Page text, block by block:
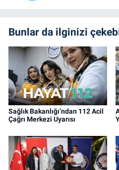
Bunlar da ilginizi
Sağlık Bakanlığı’ndan 112 Acil
Çağrı Merkezi Uyarısı